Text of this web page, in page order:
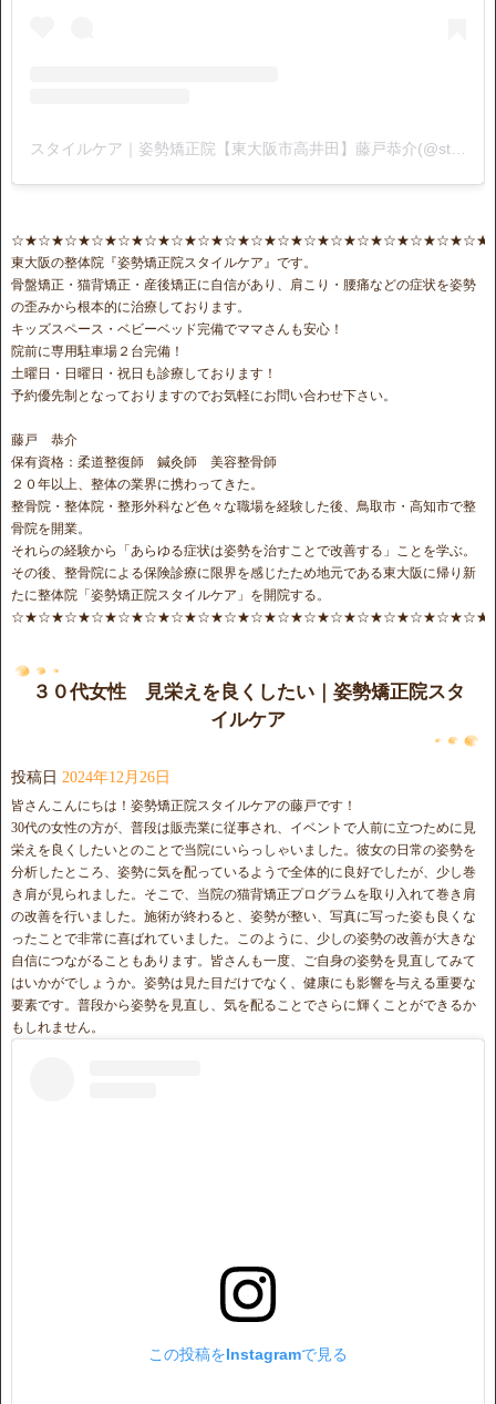
東大阪の整体院『姿勢矯正院スタイルケア』です。
骨盤矯正・猫背矯正・産後矯正に自信があり、肩こり・腰痛などの症状を姿勢
の歪みから根本的に治療しております。
キッズスペース・ベビーベッド完備でママさんも安心！
院前に専用駐車場２台完備！
土曜日・日曜日・祝日も診療しております！
予約優先制となっておりますのでお気軽にお問い合わせ下さい。
藤戸 恭介
保有資格：柔道整復師 鍼灸師 美容整骨師
２０年以上、整体の業界に携わってきた。
整骨院・整体院・整形外科など色々な職場を経験した後、鳥取市・高知市で整
骨院を開業。
それらの経験から「あらゆる症状は姿勢を治すことで改善する」ことを学ぶ。
その後、整骨院による保険診療に限界を感じたため地元である東大阪に帰り新
たに整体院「姿勢矯正院スタイルケア」を開院する。
３０代女性 見栄えを良くしたい｜姿勢矯正院スタ
イルケア
投稿日 2024年12月26日
皆さんこんにちは！姿勢矯正院スタイルケアの藤戸です！
30代の女性の方が、普段は販売業に従事され、イベントで人前に立つために見
栄えを良くしたいとのことで当院にいらっしゃいました。彼女の日常の姿勢を
分析したところ、姿勢に気を配っているようで全体的に良好でしたが、少し巻
き肩が見られました。そこで、当院の猫背矯正プログラムを取り入れて巻き肩
の改善を行いました。施術が終わると、姿勢が整い、写真に写った姿も良くな
ったことで非常に喜ばれていました。このように、少しの姿勢の改善が大きな
自信につながることもあります。皆さんも一度、ご自身の姿勢を見直してみて
はいかがでしょうか。姿勢は見た目だけでなく、健康にも影響を与える重要な
要素です。普段から姿勢を見直し、気を配ることでさらに輝くことができるか
もしれません。
この投稿をInstagramで見る